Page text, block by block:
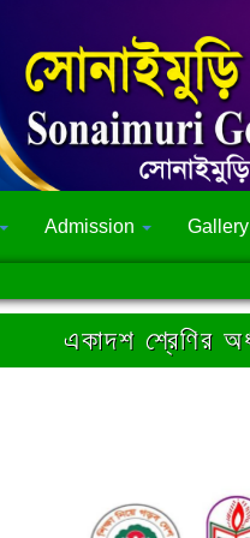
Admission Gallery
একাদশ শ্রেণির